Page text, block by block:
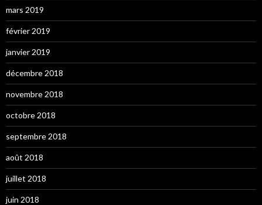
mars 2019
février 2019
janvier 2019
décembre 2018
novembre 2018
octobre 2018
septembre 2018
août 2018
juillet 2018
juin 2018